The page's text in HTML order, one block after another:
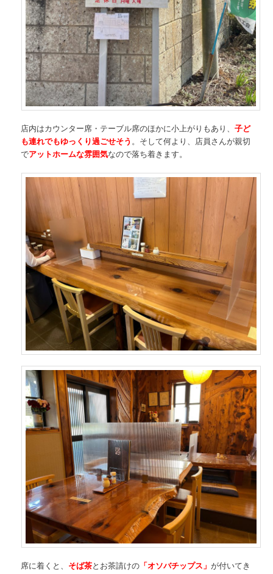
店内はカウンター席・テーブル席のほかに小上がりもあり、子ど
も連れでもゆっくり過ごせそう 。そして何より、店員さんが親切
でアットホームな雰囲気なので落ち着きます。
席に着くと、 そば茶とお茶請けの 「オソバチップス」が付いてき